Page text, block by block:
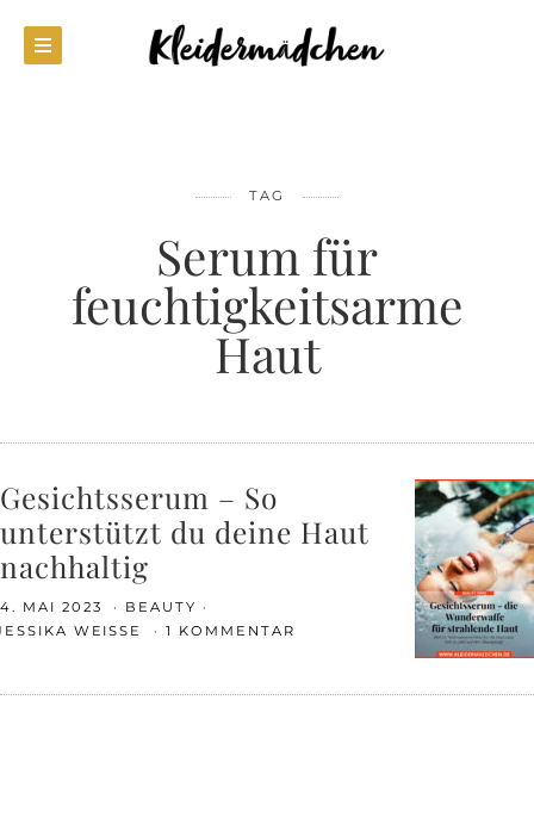
TAG
Serum für
feuchtigkeitsarme
Haut
Gesichtsserum – So
unterstützt du deine Haut
nachhaltig
4. MAI 2023
BEAUTY
WEISSE
1 KOMMENTAR